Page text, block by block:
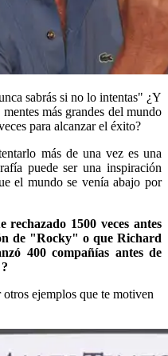
sabrás si no lo intentas" ¿Y
más grandes del mundo
para alcanzar el éxito?
más de una vez es una
puede ser una inspiración
el mundo se venía abajo por
rechazado 1500 veces antes
de "Rocky" o que Richard
400 compañías antes de
ejemplos que te motiven